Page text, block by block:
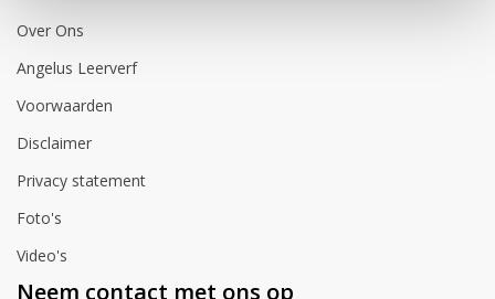
Over Ons
Angelus Leerverf
Voorwaarden
Disclaimer
Privacy statement
Foto's
Video's
Neem contact met ons op